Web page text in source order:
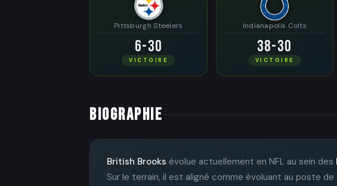
Pittsburgh Steelers
6-30
VICTOIRE
Indianapolis Colts
38-30
VICTOIRE
BIOGRAPHIE
British Brooks évolue actuellement en NFL au sein des
Sur le terrain, il est aligné comme évoluant au poste de